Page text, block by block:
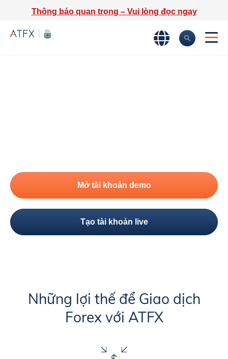
Thông báo quan trọng – Vui lòng đọc ngay
Mở tài khoản demo
Tạo tài khoản live
Những lợi thế để Giao dịch
Forex với ATFX